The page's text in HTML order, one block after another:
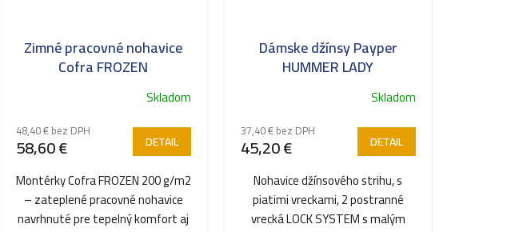
Zimné pracovné nohavice
Cofra FROZEN
Skladom
48,40 € bez DPH
58,60 € DETAIL
Montérky Cofra FROZEN 200 g/m2
– zateplené pracovné nohavice
navrhnuté pre tepelný komfort aj
Dámske džínsy Payper
HUMMER LADY
Skladom
37,40 € bez DPH
45,20 € DETAIL
Nohavice džínsového strihu, s
piatimi vreckami, 2 postranné
vrecká LOCK SYSTEM s malým